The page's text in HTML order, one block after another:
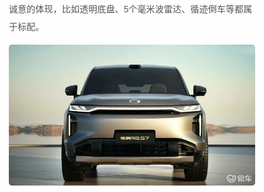
诚意的体现，比如透明底盘、5个毫米波雷达、循迹倒车等都属
于标配。